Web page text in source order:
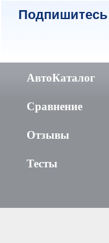
Подпишитесь
АвтоКаталог
Сравнение
Отзывы
Тесты